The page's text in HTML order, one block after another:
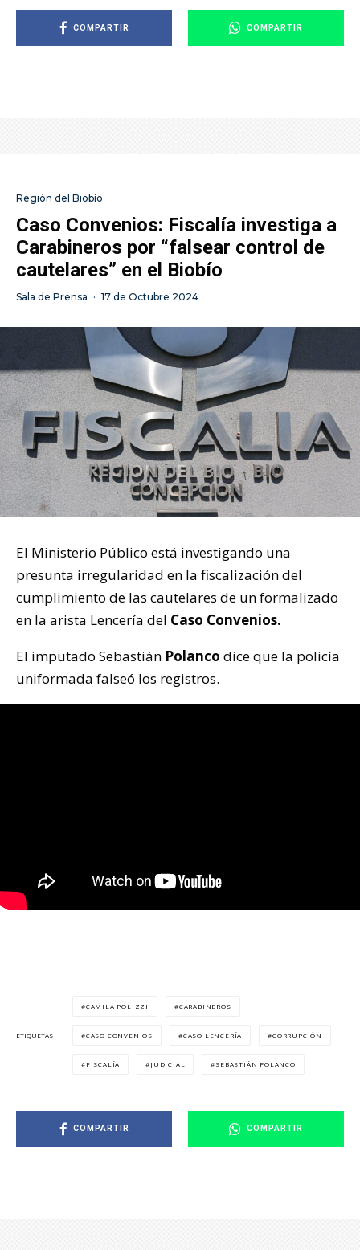
COMPARTIR COMPARTIR
Región del Biobío
Caso Convenios: Fiscalía investiga a
Carabineros por “falsear control de
cautelares” en el Biobío
Sala de Prensa · 17 de Octubre 2024
El Ministerio Público está investigando una
presunta irregularidad en la fiscalización del
cumplimiento de las cautelares de un formalizado
en la arista Lencería del Caso Convenios.
El imputado Sebastián Polanco dice que la policía
uniformada falseó los registros.
ETIQUETAS
CAMILA POLIZZI CARABINEROS
CASO CONVENIOS CASO LENCERÍA CORRUPCIÓN
FISCALÍA JUDICIAL SEBASTIÁN POLANCO
COMPARTIR COMPARTIR